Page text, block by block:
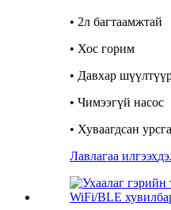
• 2л багтаамжтай
• Хос горим
• Давхар
• Чимээгүй насос
• Хуваагдсан
Лавлагаа илгээх